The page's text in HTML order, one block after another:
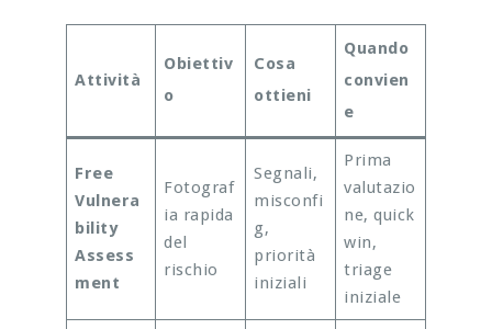
Attività
Obiettiv
o
Cosa
ottieni
Quando
convien
e
Free
Vulnera
bility
Assess
ment
Fotograf
ia rapida
del
rischio
Segnali,
misconfi
g,
priorità
iniziali
Prima
valutazio
ne, quick
win,
triage
iniziale